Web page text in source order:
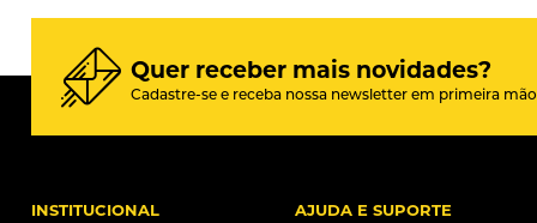
Quer receber mais novidades?
Cadastre-se e receba nossa newsletter em primeira mão
INSTITUCIONAL AJUDA E SUPORTE